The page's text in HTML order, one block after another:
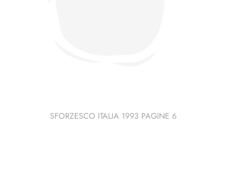
SFORZESCO ITALIA 1993 PAGINE 6